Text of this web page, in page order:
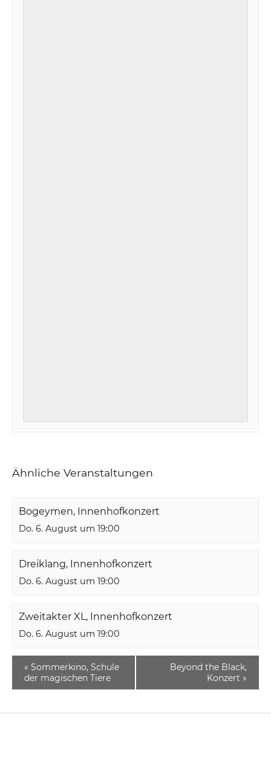
Ähnliche Veranstaltungen
Bogeymen, Innenhofkonzert
Do. 6. August um 19:00
Dreiklang, Innenhofkonzert
Do. 6. August um 19:00
Zweitakter XL, Innenhofkonzert
Do. 6. August um 19:00
« Sommerkino, Schule
der magischen Tiere
Beyond the Black,
Konzert »